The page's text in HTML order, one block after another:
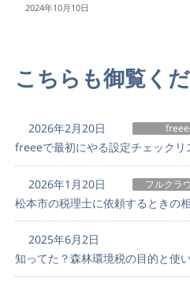
2024年10月10日
こちらも御覧く
2026年2月20日
freeeで最初にやる設定チェックリ
2026年1月20日 フルクラ
松本市の税理士に依頼するときの
2025年6月2日
知ってた？森林環境税の目的と使